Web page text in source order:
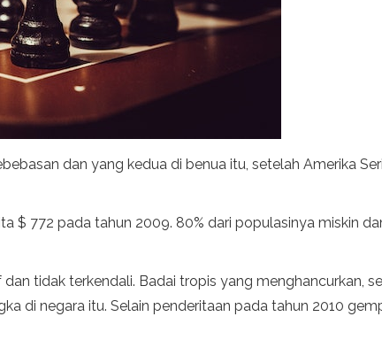
dan yang kedua di benua itu, setelah Amerika
$ 772 pada tahun 2009. 80% dari populasinya miskin
tidak terkendali. Badai tropis yang menghancurkan,
di negara itu. Selain penderitaan pada tahun 2010